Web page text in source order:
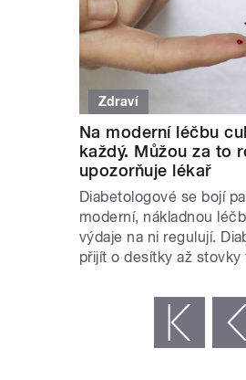
Zdraví
Na moderní léčbu
každý. Můžou za to
upozorňuje lékař
Diabetologové se bojí
moderní, nákladnou
výdaje na ni regulují.
přijít o desítky až stovky
‹ předchozí